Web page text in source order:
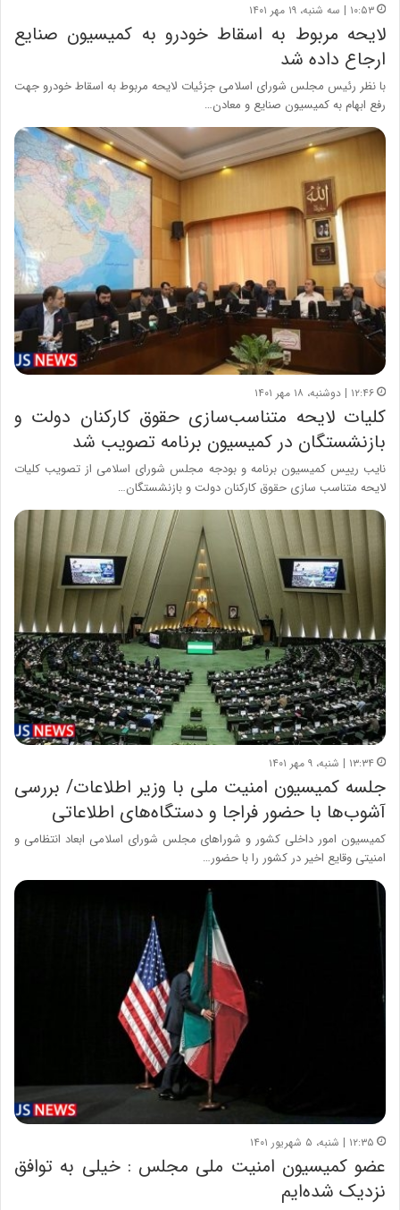
۱۰:۵۳ | سه شنبه، ۱۹ مهر ۱۴۰۱
لایحه مربوط به اسقاط خودرو به کمیسیون صنایع
ارجاع داده شد
با نظر رئیس مجلس شورای اسلامی جزئیات لایحه مربوط به اسقاط خودرو جهت
رفع ابهام به کمیسیون صنایع و معادن…
۱۲:۴۶ | دوشنبه، ۱۸ مهر ۱۴۰۱
کلیات لایحه متناسب‌سازی حقوق کارکنان دولت و
بازنشستگان در کمیسیون برنامه تصویب شد
نایب رییس کمیسیون برنامه و بودجه مجلس شورای اسلامی از تصویب کلیات
لایحه متناسب سازی حقوق کارکنان دولت و بازنشستگان…
۱۳:۳۴ | شنبه، ۹ مهر ۱۴۰۱
جلسه کمیسیون امنیت ملی با وزیر اطلاعات/ بررسی
آشوب‌ها با حضور فراجا و دستگاه‌های اطلاعاتی
کمیسیون امور داخلی کشور و شوراهای مجلس شورای اسلامی ابعاد انتظامی و
امنیتی وقایع اخیر در کشور را با حضور…
۱۲:۳۵ | شنبه، ۵ شهریور ۱۴۰۱
عضو کمیسیون امنیت ‌ملی مجلس : خیلی به توافق
نزدیک شده‌ایم